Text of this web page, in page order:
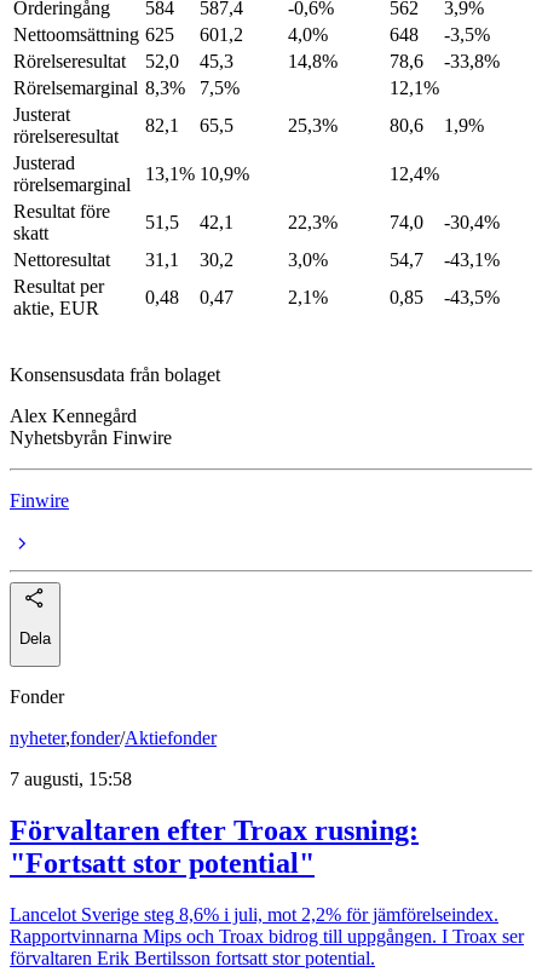
Orderingång 584 587,4 -0,6% 562
3,9%
Nettoomsättning 625 601,2 4,0% 648
-3,5%
Rörelseresultat
52,0 45,3 14,8% 78,6
-33,8%
Rörelsemarginal 8,3% 7,5%
12,1%
Justerat
rörelseresultat
82,1 65,5 25,3% 80,6
1,9%
Justerad
rörelsemarginal
13,1% 10,9%
12,4%
Resultat före
skatt
51,5 42,1 22,3% 74,0
-30,4%
Nettoresultat
31,1 30,2 3,0% 54,7
-43,1%
Resultat per
aktie, EUR
0,48 0,47 2,1% 0,85 -43,5%
Konsensusdata från bolaget
Alex Kennegård
Nyhetsbyrån Finwire
Finwire
Dela
Fonder
nyheter,fonder/Aktiefonder
7 augusti, 15:58
Förvaltaren efter Troax rusning:
"Fortsatt stor potential"
Lancelot Sverige steg 8,6% i juli, mot 2,2% för jämförelseindex.
Rapportvinnarna Mips och Troax bidrog till uppgången. I Troax ser
förvaltaren Erik Bertilsson fortsatt stor potential.